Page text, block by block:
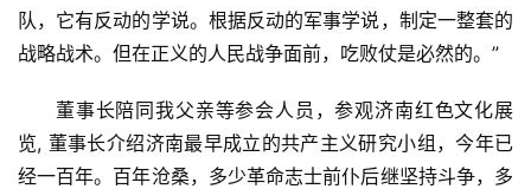
队，它有反动的学说。根据反动的军事学说，制定一整套的
战略战术。但在正义的人民战争面前，吃败仗是必然的。”
董事长陪同我父亲等参会人员，参观济南红色文化展
览, 董事长介绍济南最早成立的共产主义研究小组，今年已
经一百年。百年沧桑，多少革命志士前仆后继坚持斗争，多